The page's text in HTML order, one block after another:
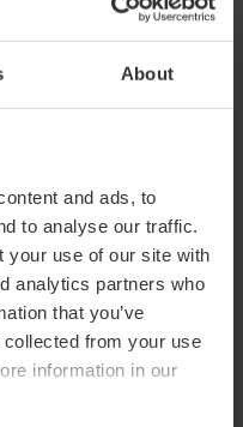
About
and ads, to
to analyse our traffic.
your use of our site with
analytics partners who
that you’ve
collected from your use
information in our